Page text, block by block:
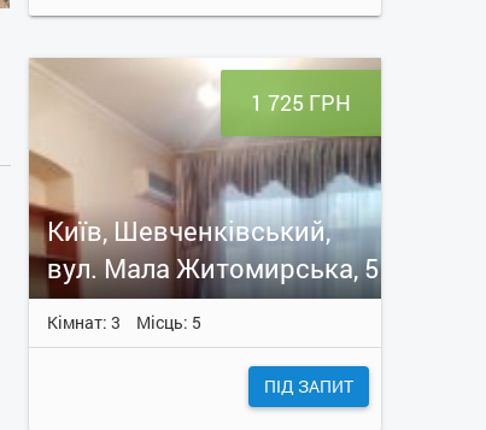
1 725 ГРН
Київ, Шевченківський,
вул. Мала Житомирська, 5
Кімнат: 3 Місць: 5
ПІД ЗАПИТ